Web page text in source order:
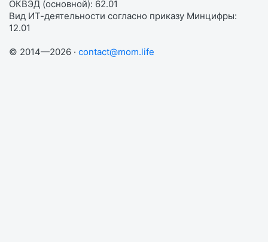
ОКВЭД (основной): 62.01
Вид ИТ-деятельности согласно приказу Минцифры:
12.01
© 2014—2026 · contact@mom.life